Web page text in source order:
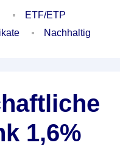
ETF/ETP
Nachhaltig
1,6%